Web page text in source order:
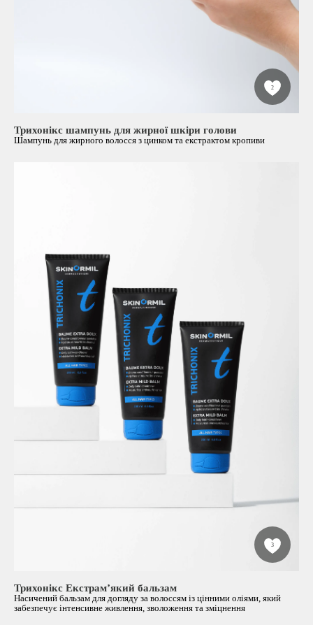
2
Трихонікс шампунь для жирної шкіри голови
Шампунь для жирного волосся з цинком та екстрактом кропиви
3
Трихонікс Екстрам’який бальзам
Насичений бальзам для догляду за волоссям із цінними оліями, який
забезпечує інтенсивне живлення, зволоження та зміцнення